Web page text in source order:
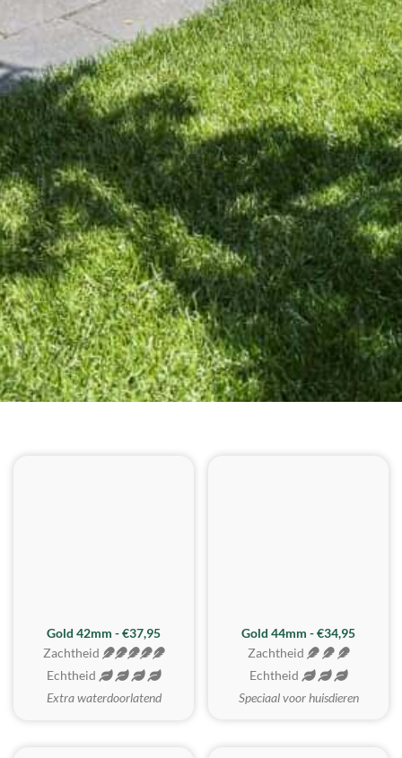
ZACHTSTE
Gold 42mm - €37,95
Zachtheid
Echtheid
Extra waterdoorlatend
Gold 44mm - €34,95
Zachtheid
Echtheid
Speciaal voor huisdieren